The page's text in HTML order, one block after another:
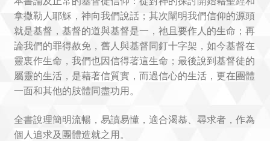
拿撒勒人耶穌，神向我們說話；其次闡明我們信仰的源頭
就是基督，基督的道與基督是一，祂且要作人的生命；再
論我們的罪得赦免，舊人與基督同釘十字架，如今基督在
靈裏作生命，我們也因信得著這生命；最後說到基督徒的
屬靈的生活，是藉著信質實，而過信心的生活，更在團體
一面和其他的肢體同盡功用。
全書說理簡明流暢，易讀易懂，適合渴慕、尋求者，作為
個人追求及團體造就之用。